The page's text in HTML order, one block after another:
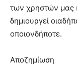
των χρηστών μας
δημιουργεί
οποιονδήποτε.
Αποζημίωση